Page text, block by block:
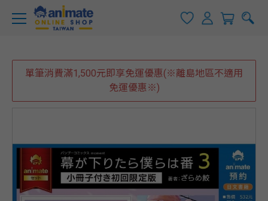
單筆消費滿1,500元即享免運優惠(※離島地區不適用
免運優惠※)